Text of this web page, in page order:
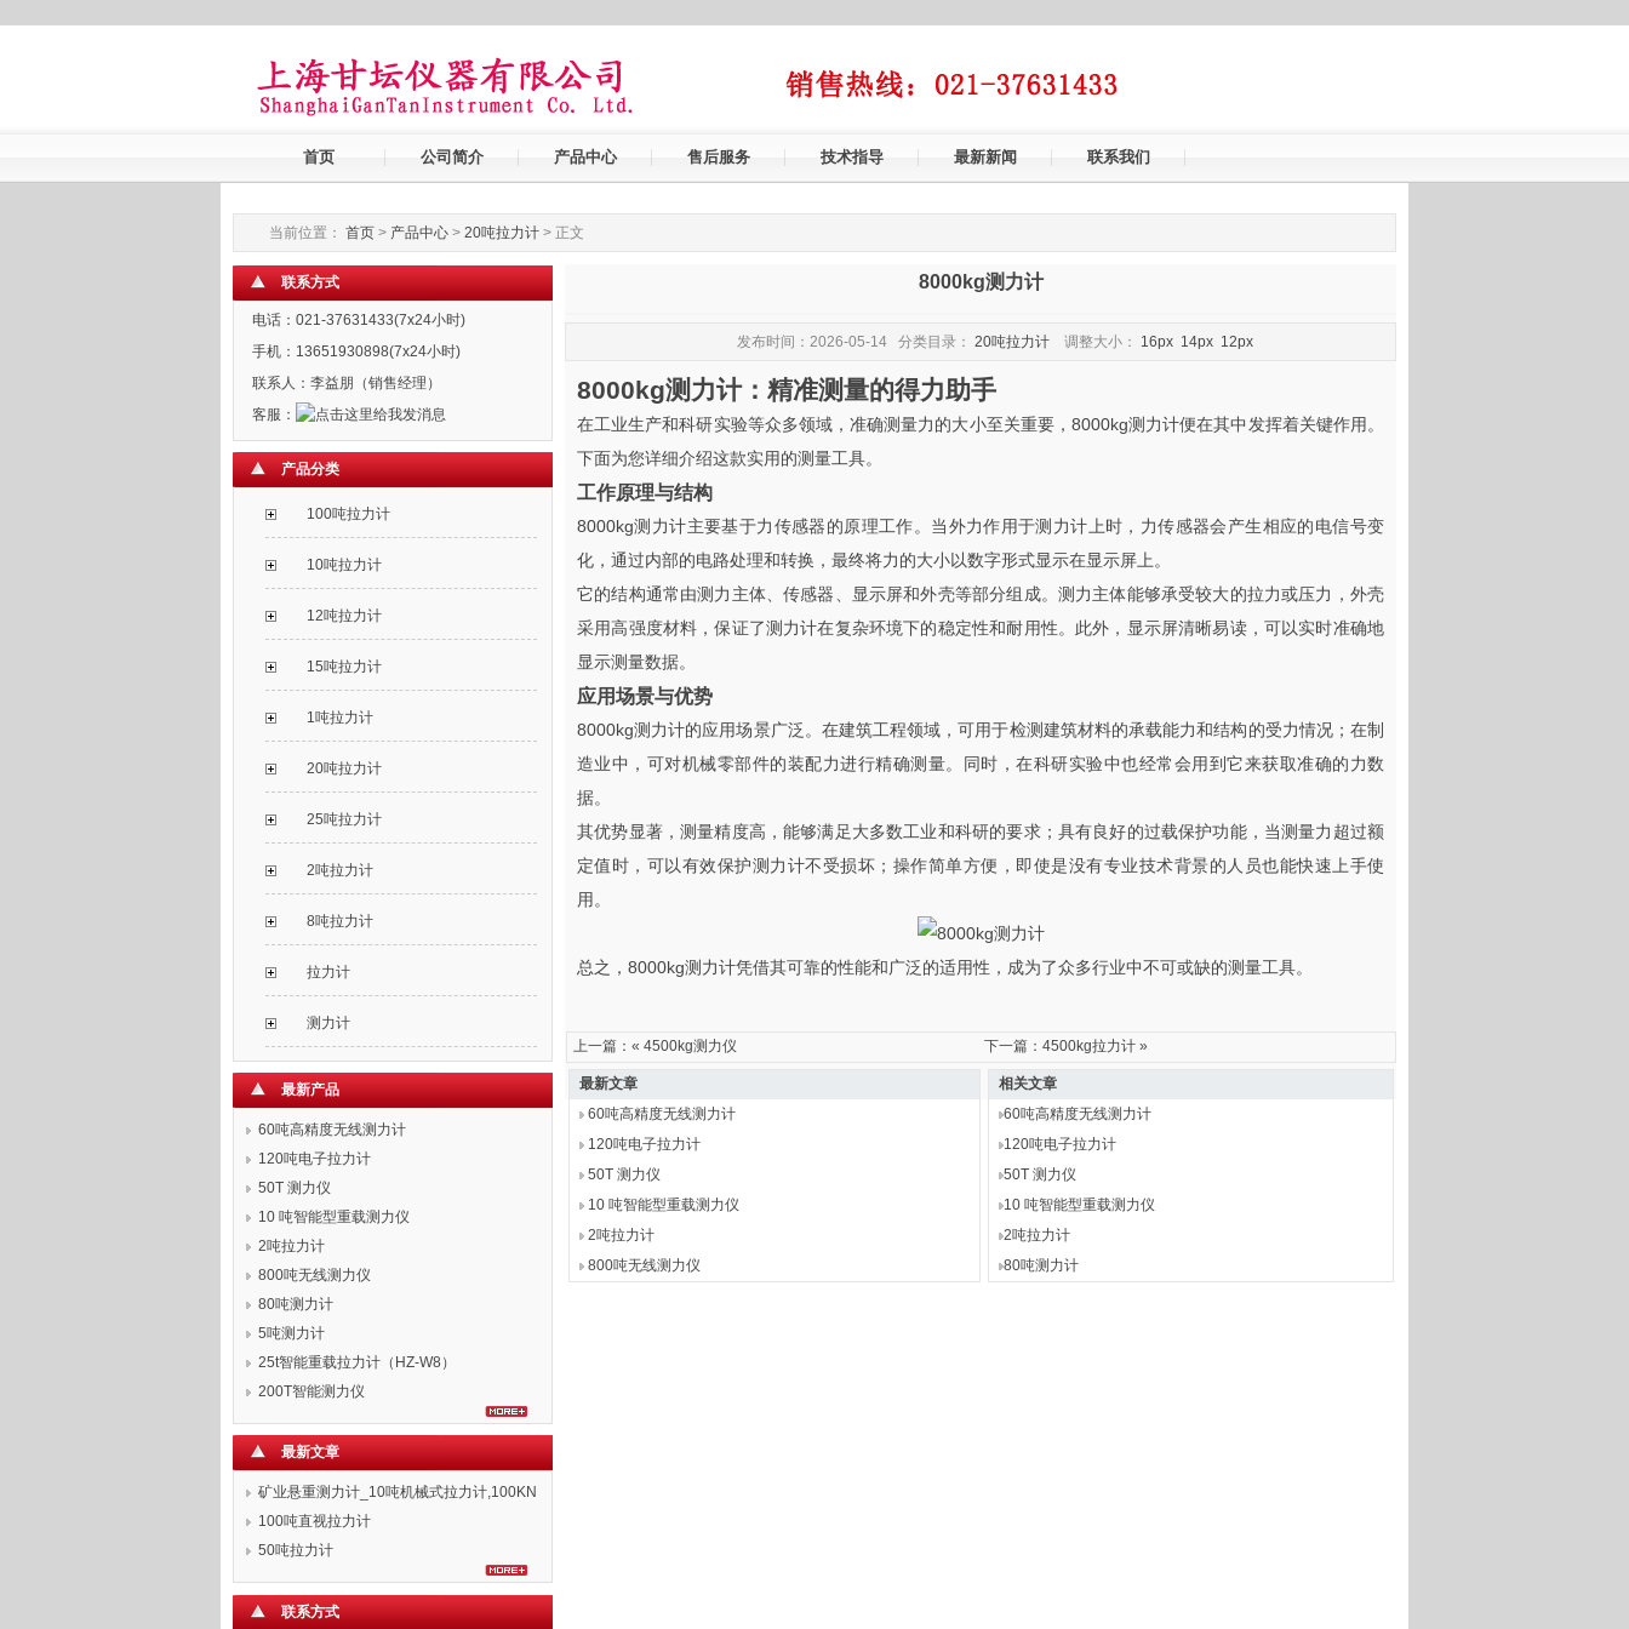
首页 公司简介 产品中心 售后服务 技术指导 最新新闻 联系我们
当前位置： 首页 > 产品中心 > 20吨拉力计 > 正文
联系方式
电话：021-37631433(7x24小时)
手机：13651930898(7x24小时)
联系人：李益朋（销售经理）
客服：
产品分类
100吨拉力计
10吨拉力计
12吨拉力计
15吨拉力计
1吨拉力计
20吨拉力计
25吨拉力计
2吨拉力计
8吨拉力计
拉力计
测力计
最新产品
60吨高精度无线测力计
120吨电子拉力计
50T 测力仪
10 吨智能型重载测力仪
2吨拉力计
800吨无线测力仪
80吨测力计
5吨测力计
25t智能重载拉力计（HZ-W8）
200T智能测力仪
最新文章
矿业悬重测力计_10吨机械式拉力计,100KN
拉力表
100吨直视拉力计
50吨拉力计
联系方式
8000kg测力计
发布时间：2026-05-14 分类目录： 20吨拉力计 调整大小： 16px 14px 12px
8000kg测力计：精准测量的得力助手
在工业生产和科研实验等众多领域，准确测量力的大小至关重要，8000kg测力计便在其中发挥着关键作用。
下面为您详细介绍这款实用的测量工具。
工作原理与结构
8000kg测力计主要基于力传感器的原理工作。当外力作用于测力计上时，力传感器会产生相应的电信号变
化，通过内部的电路处理和转换，最终将力的大小以数字形式显示在显示屏上。
它的结构通常由测力主体、传感器、显示屏和外壳等部分组成。测力主体能够承受较大的拉力或压力，外壳
采用高强度材料，保证了测力计在复杂环境下的稳定性和耐用性。此外，显示屏清晰易读，可以实时准确地
显示测量数据。
应用场景与优势
8000kg测力计的应用场景广泛。在建筑工程领域，可用于检测建筑材料的承载能力和结构的受力情况；在制
造业中，可对机械零部件的装配力进行精确测量。同时，在科研实验中也经常会用到它来获取准确的力数
据。
其优势显著，测量精度高，能够满足大多数工业和科研的要求；具有良好的过载保护功能，当测量力超过额
定值时，可以有效保护测力计不受损坏；操作简单方便，即使是没有专业技术背景的人员也能快速上手使
用。
总之，8000kg测力计凭借其可靠的性能和广泛的适用性，成为了众多行业中不可或缺的测量工具。
上一篇：« 4500kg测力仪 下一篇： 4500kg拉力计»
最新文章
60吨高精度无线测力计
120吨电子拉力计
50T 测力仪
10 吨智能型重载测力仪
2吨拉力计
800吨无线测力仪
相关文章
60吨高精度无线测力计
120吨电子拉力计
50T 测力仪
10 吨智能型重载测力仪
2吨拉力计
80吨测力计